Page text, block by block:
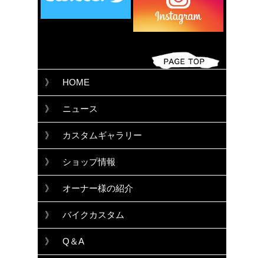
》 HOME
》 ニュース
》 カスタムギャラリー
》 ショップ情報
》 オーナー様の紹介
》 バイクカスタム
》 Q＆A